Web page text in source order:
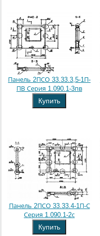
Панель 2ПСО 33.33.3,5-1П-
ПВ Серия 1.090.1-3пв
Купить
Панель 2ПСО 33.33.4-1П-С
Серия 1.090.1-2с
Купить